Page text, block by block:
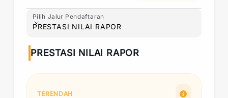
Pilih Jalur Pendaftaran
Pilih Jalur Pendaftaran
PRESTASI NILAI RAPOR
PRESTASI NILAI RAPOR
TERENDAH